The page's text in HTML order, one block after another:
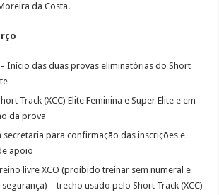
da Costa.
Início das duas provas eliminatórias do Short
Track (XCC) Elite Feminina e Super Elite e em
da prova
secretaria para confirmação das inscrições e
apoio
livre XCO (proibido treinar sem numeral e
– trecho usado pelo Short Track (XCC)